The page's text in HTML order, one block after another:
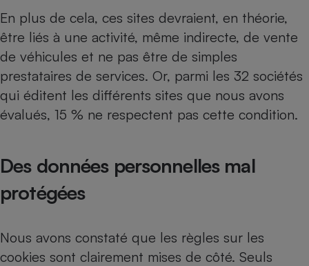
En plus de cela, ces sites devraient, en théorie,
être liés à une activité, même indirecte, de vente
de véhicules et ne pas être de simples
prestataires de services. Or, parmi les 32 sociétés
qui éditent les différents sites que nous avons
évalués, 15 % ne respectent pas cette condition.
Des données personnelles mal
protégées
Nous avons constaté que les règles sur les
cookies sont clairement mises de côté. Seuls